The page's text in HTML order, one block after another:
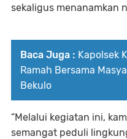
sekaligus menanamkan
Baca Juga : Kapolsek
Ramah Bersama
Bekulo
“Melalui kegiatan ini,
semangat peduli